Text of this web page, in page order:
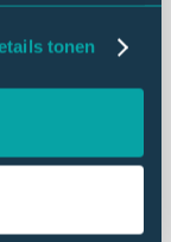
tonen